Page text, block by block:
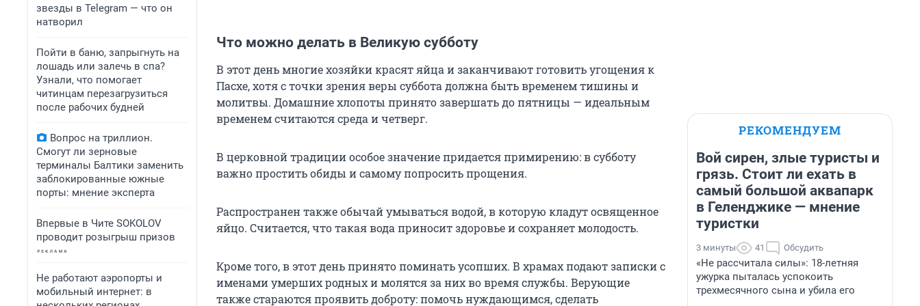
звезды в Telegram — что он
натворил
Пойти в баню, запрыгнуть на
лошадь или залечь в спа?
Узнали, что помогает
читинцам перезагрузиться
после рабочих будней
Вопрос на триллион.
Смогут ли зерновые
терминалы Балтики заменить
заблокированные южные
порты: мнение эксперта
Впервые в Чите SOKOLOV
проводит розыгрыш призов
Не работают аэропорты и
мобильный интернет: в
Что можно делать в Великую субботу
В этот день многие хозяйки красят яйца и заканчивают готовить угощения к
Пасхе, хотя с точки зрения веры суббота должна быть временем тишины и
молитвы. Домашние хлопоты принято завершать до пятницы — идеальным
временем считаются среда и четверг.
В церковной традиции особое значение придается примирению: в субботу
важно простить обиды и самому попросить прощения.
Распространен также обычай умываться водой, в которую кладут освященное
яйцо. Считается, что такая вода приносит здоровье и сохраняет молодость.
Кроме того, в этот день принято поминать усопших. В храмах подают записки с
именами умерших родных и молятся за них во время службы. Верующие
также стараются проявить доброту: помочь нуждающимся, сделать
РЕКОМЕНДУЕМ
Вой сирен, злые туристы и
грязь. Стоит ли ехать в
самый большой аквапарк
в Геленджике — мнение
туристки
3 минуты 41 Обсудить
«Не рассчитала силы»: 18-летняя
ужурка пыталась успокоить
трехмесячного сына и убила его